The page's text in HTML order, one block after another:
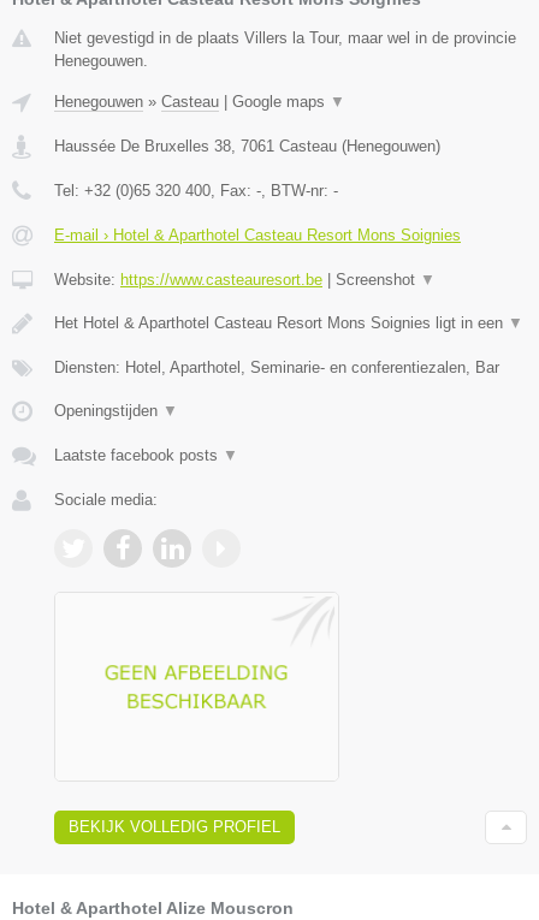
Niet gevestigd in de plaats Villers la Tour, maar wel in de provincie
Henegouwen.
Henegouwen » Casteau | Google maps ▼
Haussée De Bruxelles 38 7061 Casteau (Henegouwen)
Tel: +32 (0)65 320 400 , Fax: - , BTW-nr: -
E-mail › Hotel & Aparthotel Casteau Resort Mons Soignies
Website: https://www.casteauresort.be | Screenshot ▼
Het Hotel & Aparthotel Casteau Resort Mons Soignies ligt in een ▼
Diensten: Hotel, Aparthotel, Seminarie- en conferentiezalen, Bar
Openingstijden ▼
Laatste facebook posts ▼
Sociale media:
BEKIJK VOLLEDIG PROFIEL
Hotel & Aparthotel Alize Mouscron